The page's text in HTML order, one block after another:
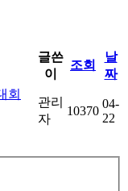
글쓴
이
조회
날
짜
회
관리
자
10370
04-
22